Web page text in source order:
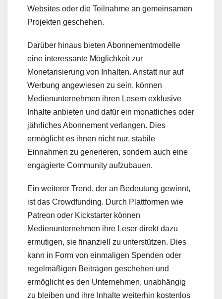
Websites oder die Teilnahme an gemeinsamen
Projekten geschehen.
Darüber hinaus bieten Abonnementmodelle
eine interessante Möglichkeit zur
Monetarisierung von Inhalten. Anstatt nur auf
Werbung angewiesen zu sein, können
Medienunternehmen ihren Lesern exklusive
Inhalte anbieten und dafür ein monatliches oder
jährliches Abonnement verlangen. Dies
ermöglicht es ihnen nicht nur, stabile
Einnahmen zu generieren, sondern auch eine
engagierte Community aufzubauen.
Ein weiterer Trend, der an Bedeutung gewinnt,
ist das Crowdfunding. Durch Plattformen wie
Patreon oder Kickstarter können
Medienunternehmen ihre Leser direkt dazu
ermutigen, sie finanziell zu unterstützen. Dies
kann in Form von einmaligen Spenden oder
regelmäßigen Beiträgen geschehen und
ermöglicht es den Unternehmen, unabhängig
zu bleiben und ihre Inhalte weiterhin kostenlos